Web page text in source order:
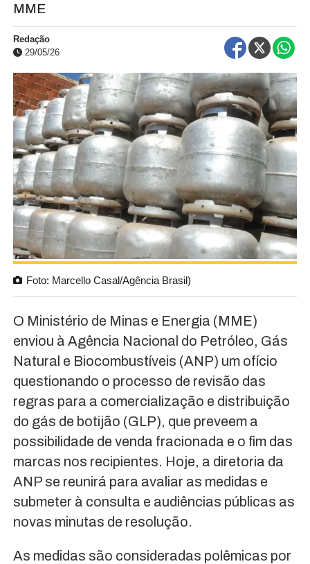
MME
Redação
29/05/26
Foto: Marcello Casal/Agência Brasil)
O Ministério de Minas e Energia (MME)
enviou à Agência Nacional do Petróleo, Gás
Natural e Biocombustíveis (ANP) um ofício
questionando o processo de revisão das
regras para a comercialização e distribuição
do gás de botijão (GLP), que preveem a
possibilidade de venda fracionada e o fim das
marcas nos recipientes. Hoje, a diretoria da
ANP se reunirá para avaliar as medidas e
submeter à consulta e audiências públicas as
novas minutas de resolução.
As medidas são consideradas polêmicas por